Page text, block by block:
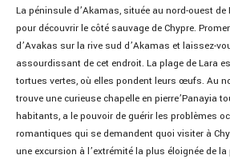
La péninsule d’Akamas, située au nord-ouest de
pour découvrir le côté sauvage de Chypre.
d’Avakas sur la rive sud d’Akamas et laissez-
assourdissant de cet endroit. La plage de Lara
tortues vertes, où elles pondent leurs œufs. Au
trouve une curieuse chapelle en pierre’Panayia
habitants, a le pouvoir de guérir les problèmes
romantiques qui se demandent quoi visiter à
une excursion à l’extrémité la plus éloignée de